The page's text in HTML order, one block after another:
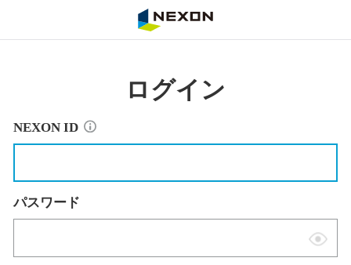
ログイン
NEXON ID
パスワード
表